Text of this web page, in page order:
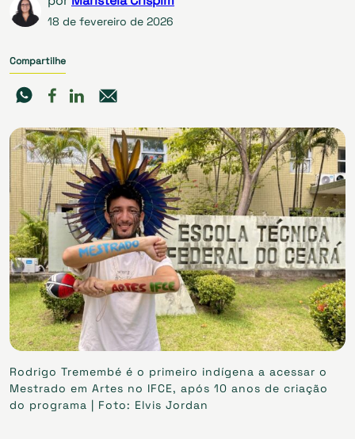
18 de fevereiro de 2026
Compartilhe
Rodrigo Tremembé é o primeiro indígena a acessar o
Mestrado em Artes no IFCE, após 10 anos de criação
do programa | Foto: Elvis Jordan